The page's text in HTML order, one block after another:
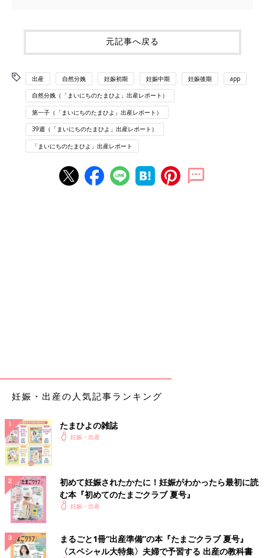
元記事へ戻る
出産 自然分娩 妊娠初期 妊娠中期 妊娠後期 app
自然分娩（「まいにちのたまひよ」出産レポート）
第一子（「まいにちのたまひよ」出産レポート）
39週（「まいにちのたまひよ」出産レポート）
「まいにちのたまひよ」出産レポート
妊娠・出産の人気記事ランキング
たまひよの雑誌
妊娠・出産
初めて妊娠されたかたに！妊娠がわかったら最初に読
む本『初めてのたまごクラブ 夏号』
妊娠・出産
まるごと1冊“出産準備”の本『たまごクラブ 夏号』
〈スペシャル大特集〉夫婦で予習する 出産の教科書